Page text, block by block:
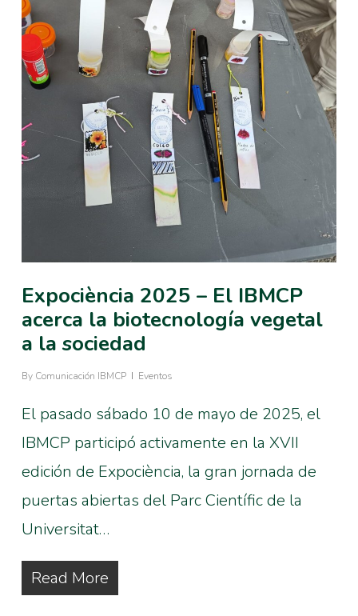
Expociència 2025 – El IBMCP
acerca la biotecnología vegetal
a la sociedad
By Comunicación IBMCP Eventos
El pasado sábado 10 de mayo de 2025, el
IBMCP participó activamente en la XVII
edición de Expociència, la gran jornada de
puertas abiertas del Parc Científic de la
Universitat…
Read More